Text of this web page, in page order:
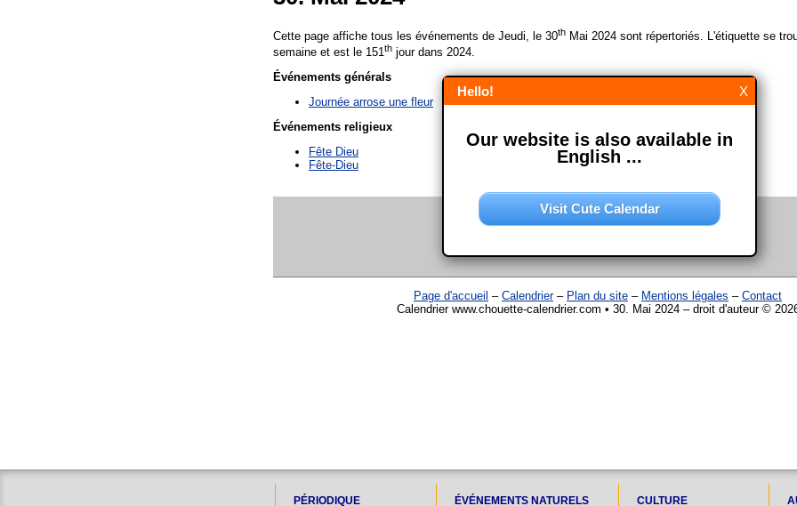
Cette page affiche tous les événements de Jeudi, le 30th Mai 2024 sont répertoriés. L'étiquette se
semaine et est le 151th jour dans 2024.
Événements générals
Journée arrose une fleur
Événements religieux
Fête Dieu
Fête-Dieu
Page d'accueil – Calendrier– Plan du site – Mentions légales – Contact
Calendrier www.chouette-calendrier.com • 30. Mai 2024 – droit d'auteur ©
PÉRIODIQUE ÉVÉNEMENTS NATURELS CULTURE
X
Hello!
Our website is also available in
English ...
Visit Cute Calendar